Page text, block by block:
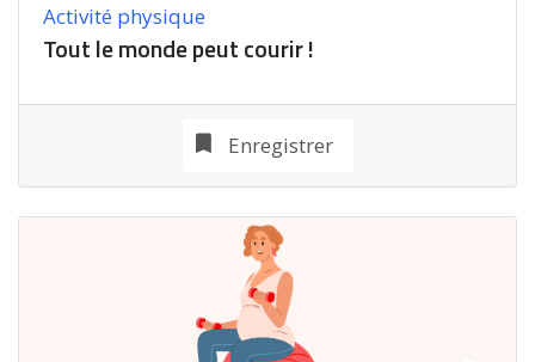
Activité physique
Tout le monde peut courir !
Enregistrer